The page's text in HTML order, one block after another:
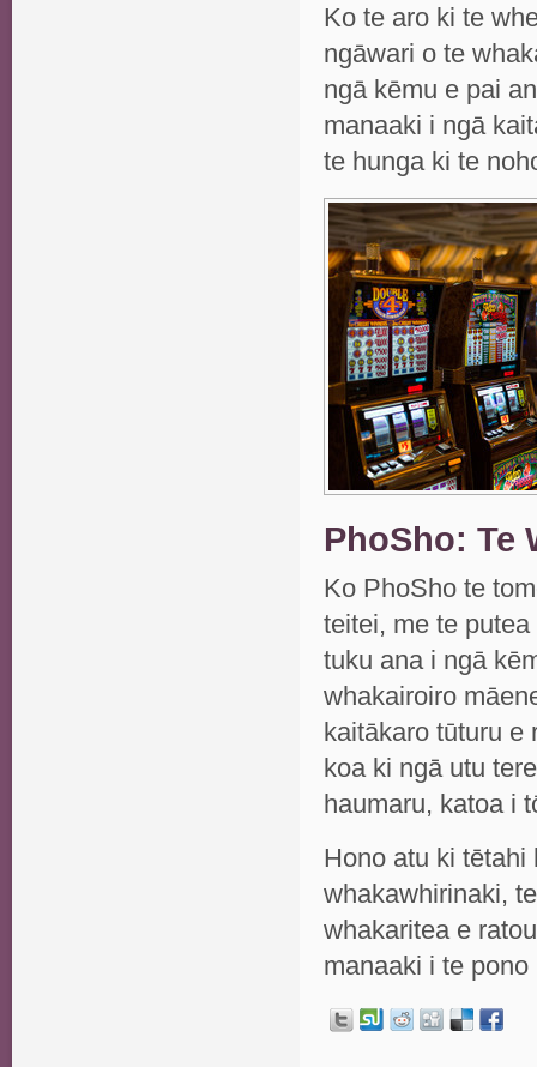
Ko te aro ki te
ngāwari o te
ngā kēmu e pai
manaaki i ngā
te hunga ki te
PhoSho: Te
Ko PhoSho te
teitei, me te
tuku ana i ngā
whakairoiro
kaitākaro tūturu e
koa ki ngā utu
haumaru, katoa i
Hono atu ki tētahi
whakawhirinaki,
whakaritea e
manaaki i te